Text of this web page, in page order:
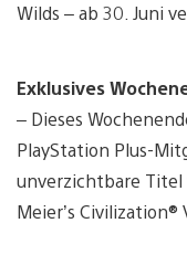
Wilds – ab 30. Juni
Exklusives
– Dieses
PlayStation Plus-
unverzichtbare Titel
Meier’s Civilization®